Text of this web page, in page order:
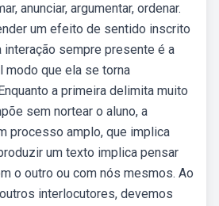
anunciar, argumentar, ordenar.
um efeito de sentido inscrito
interação sempre presente é a
modo que ela se torna
a primeira delimita muito
sem nortear o aluno, a
processo amplo, que implica
um texto implica pensar
o outro ou com nós mesmos. Ao
interlocutores, devemos